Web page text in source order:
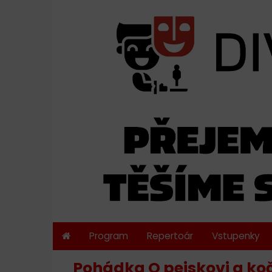
Program Repertoár Vstupenky